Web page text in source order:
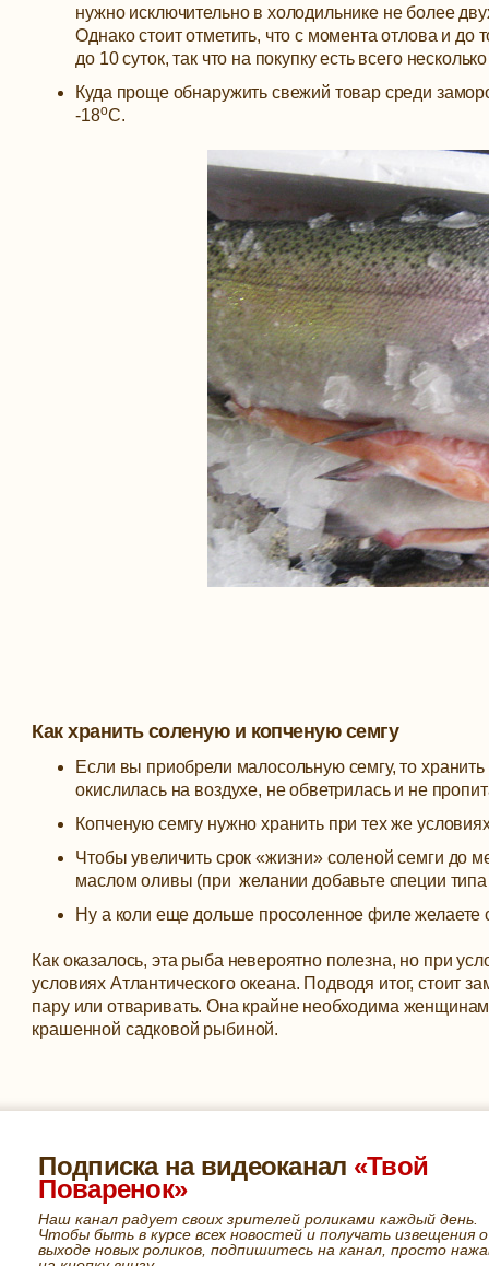
нужно исключительно в холодильнике не более
Однако стоит отметить, что с момента отлова и
до 10 суток, так что на покупку есть всего
Куда проще обнаружить свежий товар среди
-18оС.
Как хранить соленую и копченую семгу
Если вы приобрели малосольную семгу, то
окислилась на воздухе, не обветрилась и не
Копченую семгу нужно хранить при тех же
Чтобы увеличить срок «жизни» соленой семги до
маслом оливы (при желании добавьте специи типа
Ну а коли еще дольше просоленное филе желаете
Как оказалось, эта рыба невероятно полезна, но при
условиях Атлантического океана. Подводя итог, стоит
пару или отваривать. Она крайне необходима
крашенной садковой рыбиной.
Подписка на видеоканал «Твой
Поваренок»
Наш канал радует своих зрителей роликами каждый день.
Чтобы быть в курсе всех новостей и получать извещения о
выходе новых роликов, подпишитесь на канал, просто